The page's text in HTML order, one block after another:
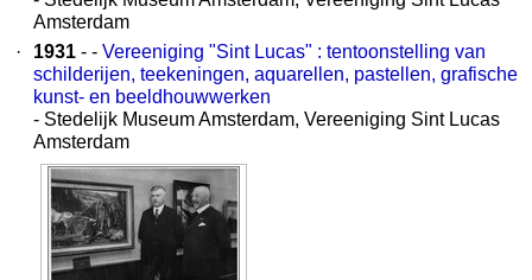
Amsterdam
·
1931 - - Vereeniging "Sint Lucas" : tentoonstelling van
schilderijen, teekeningen, aquarellen, pastellen, grafische
kunst- en beeldhouwwerken
- Stedelijk Museum Amsterdam, Vereeniging Sint Lucas
Amsterdam